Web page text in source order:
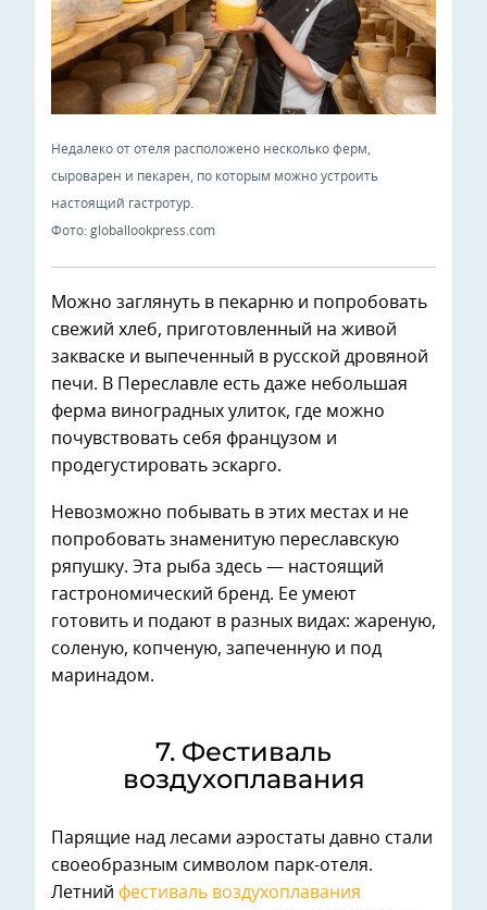
Недалеко от отеля расположено несколько ферм,
сыроварен и пекарен, по которым можно устроить
настоящий гастротур.
Фото: globallookpress.com
Можно заглянуть в пекарню и попробовать
свежий хлеб, приготовленный на живой
закваске и выпеченный в русской дровяной
печи. В Переславле есть даже небольшая
ферма виноградных улиток, где можно
почувствовать себя французом и
продегустировать эскарго.
Невозможно побывать в этих местах и не
попробовать знаменитую переславскую
ряпушку. Эта рыба здесь — настоящий
гастрономический бренд. Ее умеют
готовить и подают в разных видах: жареную,
соленую, копченую, запеченную и под
маринадом.
7. ⁠Фестиваль
воздухоплавания
Парящие над лесами аэростаты давно стали
своеобразным символом парк-отеля.
Летний фестиваль воздухоплавания